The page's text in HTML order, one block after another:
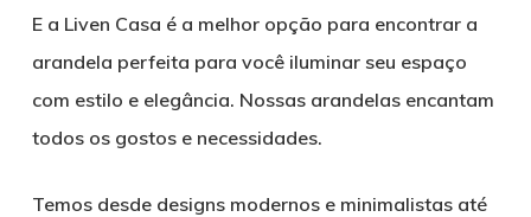
E a Liven Casa é a melhor opção para encontrar a
arandela perfeita para você iluminar seu espaço
com estilo e elegância. Nossas arandelas encantam
todos os gostos e necessidades.
Temos desde designs modernos e minimalistas até